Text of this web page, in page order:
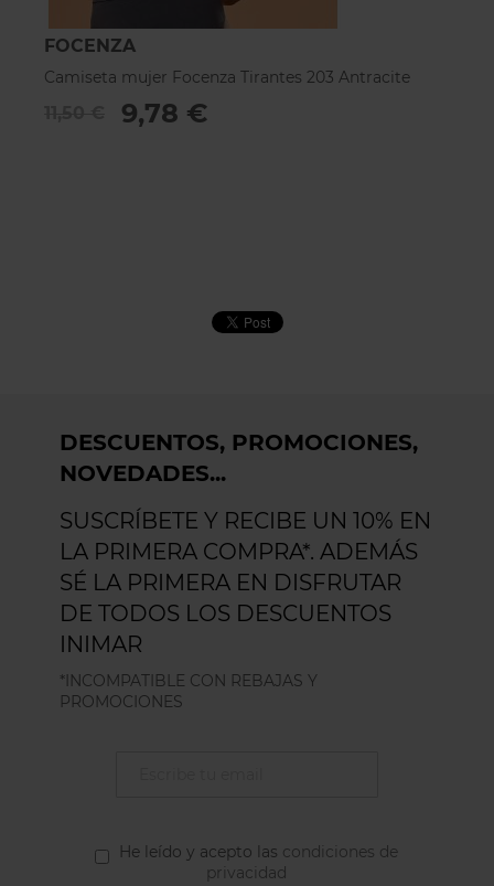
FOCENZA
Camiseta mujer Focenza Tirantes 203 Antracite
9,78 €
DESCUENTOS, PROMOCIONES,
NOVEDADES...
SUSCRÍBETE Y RECIBE UN 10% EN
LA PRIMERA COMPRA*. ADEMÁS
SÉ LA PRIMERA EN DISFRUTAR
DE TODOS LOS DESCUENTOS
INIMAR
*INCOMPATIBLE CON REBAJAS Y
PROMOCIONES
He leído y acepto las condiciones de
privacidad